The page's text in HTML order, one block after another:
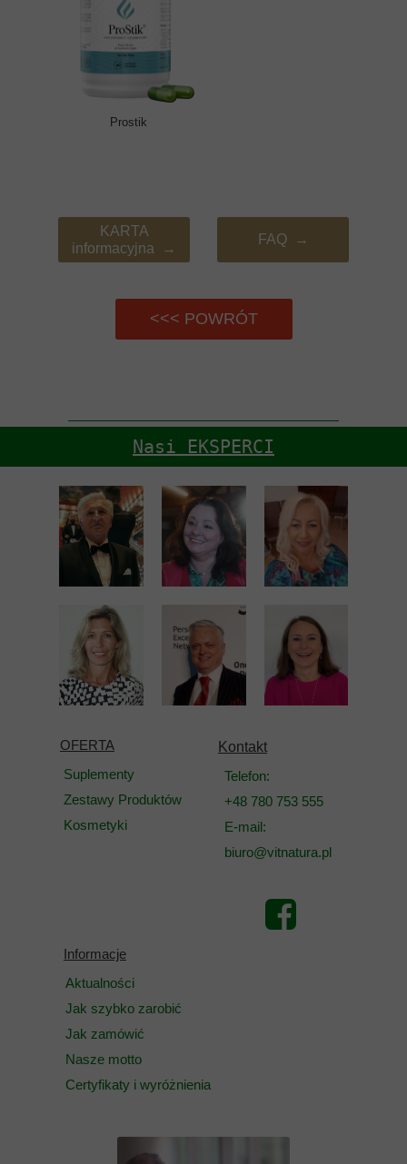
Prostik
FAQ →
KARTA
informacyjna →
<<< POWRÓT
Nasi EKSPERCI
OFERTA
Suplementy
Zestawy Produktów
Kosmetyki
Informacje
Aktualności
Jak szybko zarobić
Jak zamówić
Nasze motto
Certyfikaty i wyróżnienia
Kontakt
Telefon:
+48 780 753 555
E-mail:
biuro@vitnatura.pl